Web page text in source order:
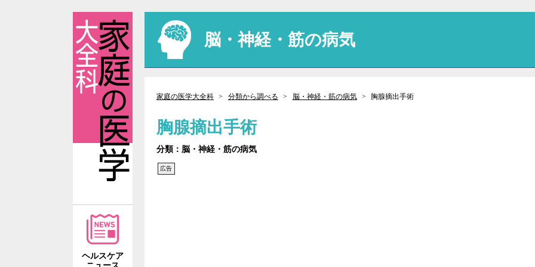
ヘルスケア
脳・神経・筋の病気
家庭の医学大全科 分類から調べる 脳・神経・筋の病気 胸腺摘出手術
胸腺摘出手術
分類：脳・神経・筋の病気
広告